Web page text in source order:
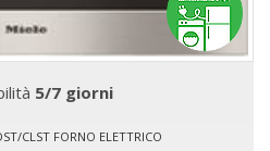
5/7 giorni
CLST FORNO ELETTRICO